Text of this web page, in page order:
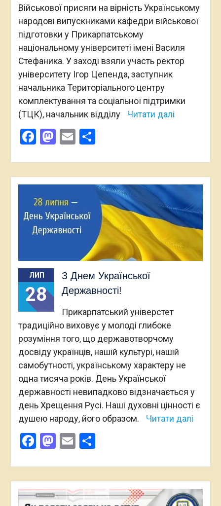
Військової присяги на вірність Українському
народові випускниками кафедри військової
підготовки у Прикарпатському
національному університеті імені Василя
Стефаника. У заході взяли участь ректор
університету Ігор Цепенда, заступник
начальника Територіального центру
комплектування та соціальної підтримки
(ТЦК), начальник відділу
Читати далі
Facebook
Mastodon
EmailПоділитися
ЛИП
28
З Днем Української
Державності!
Прикарпатський універстет
традиційно виховує у молоді глибоке
розуміння того, що державотворчому
досвіду українців, нашій культурі, нашій
самобутності, українському характеру не
одна тисяча років. День Української
державності невипадково відзначається у
день Хрещення Русі. Наші духовні цінності є
душею народу, його образом.
Читати далі
Facebook
Mastodon
Email